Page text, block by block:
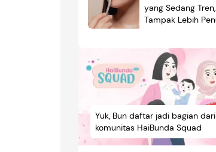
yang Sedang
Tampak Lebih
Yuk, Bun daftar jadi bagian dari
komunitas HaiBunda Squad